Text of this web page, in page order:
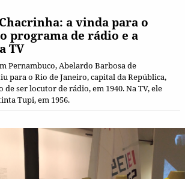
a vinda para o
programa de rádio e a
TV
Pernambuco, Abelardo Barbosa de
para o Rio de Janeiro, capital da República,
ser locutor de rádio, em 1940. Na TV, ele
Tupi, em 1956.